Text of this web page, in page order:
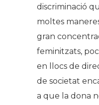
discriminació
moltes
gran
feminitzats,
en llocs de
de societat
a que la dona